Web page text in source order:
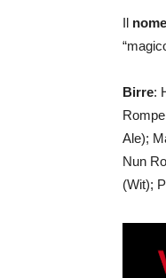
Il nome
Birre:
Ale);
Nun
(Wit);